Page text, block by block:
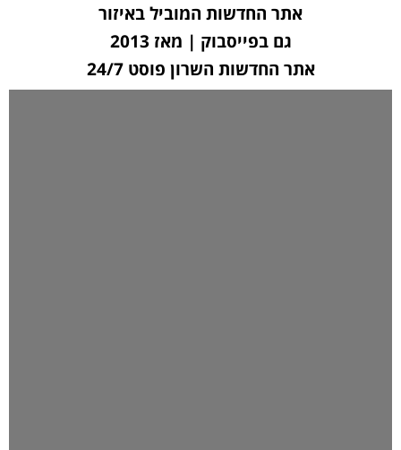
אתר החדשות המוביל באיזור
גם בפייסבוק | מאז 2013
אתר החדשות השרון פוסט 24/7
לחצו כאן ליצירת קשר